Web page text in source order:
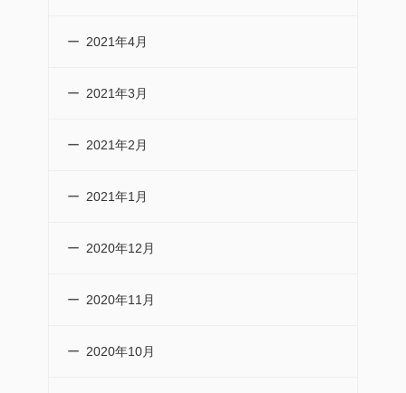
2021年4月
2021年3月
2021年2月
2021年1月
2020年12月
2020年11月
2020年10月